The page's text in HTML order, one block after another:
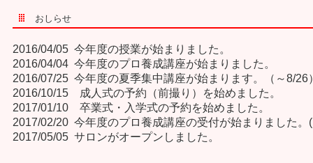
おしらせ
2016/04/05 今年度の授業が始まりました。
2016/04/04 今年度のプロ養成講座が始まりました。
2016/07/25 今年度の夏季集中講座が始まります。（～8/26
2016/10/15 成人式の予約（前撮り）を始めました。
2017/01/10 卒業式・入学式の予約を始めました。
2017/02/20 今年度のプロ養成講座の受付が始まりました。
2017/05/05 サロンがオープンしました。